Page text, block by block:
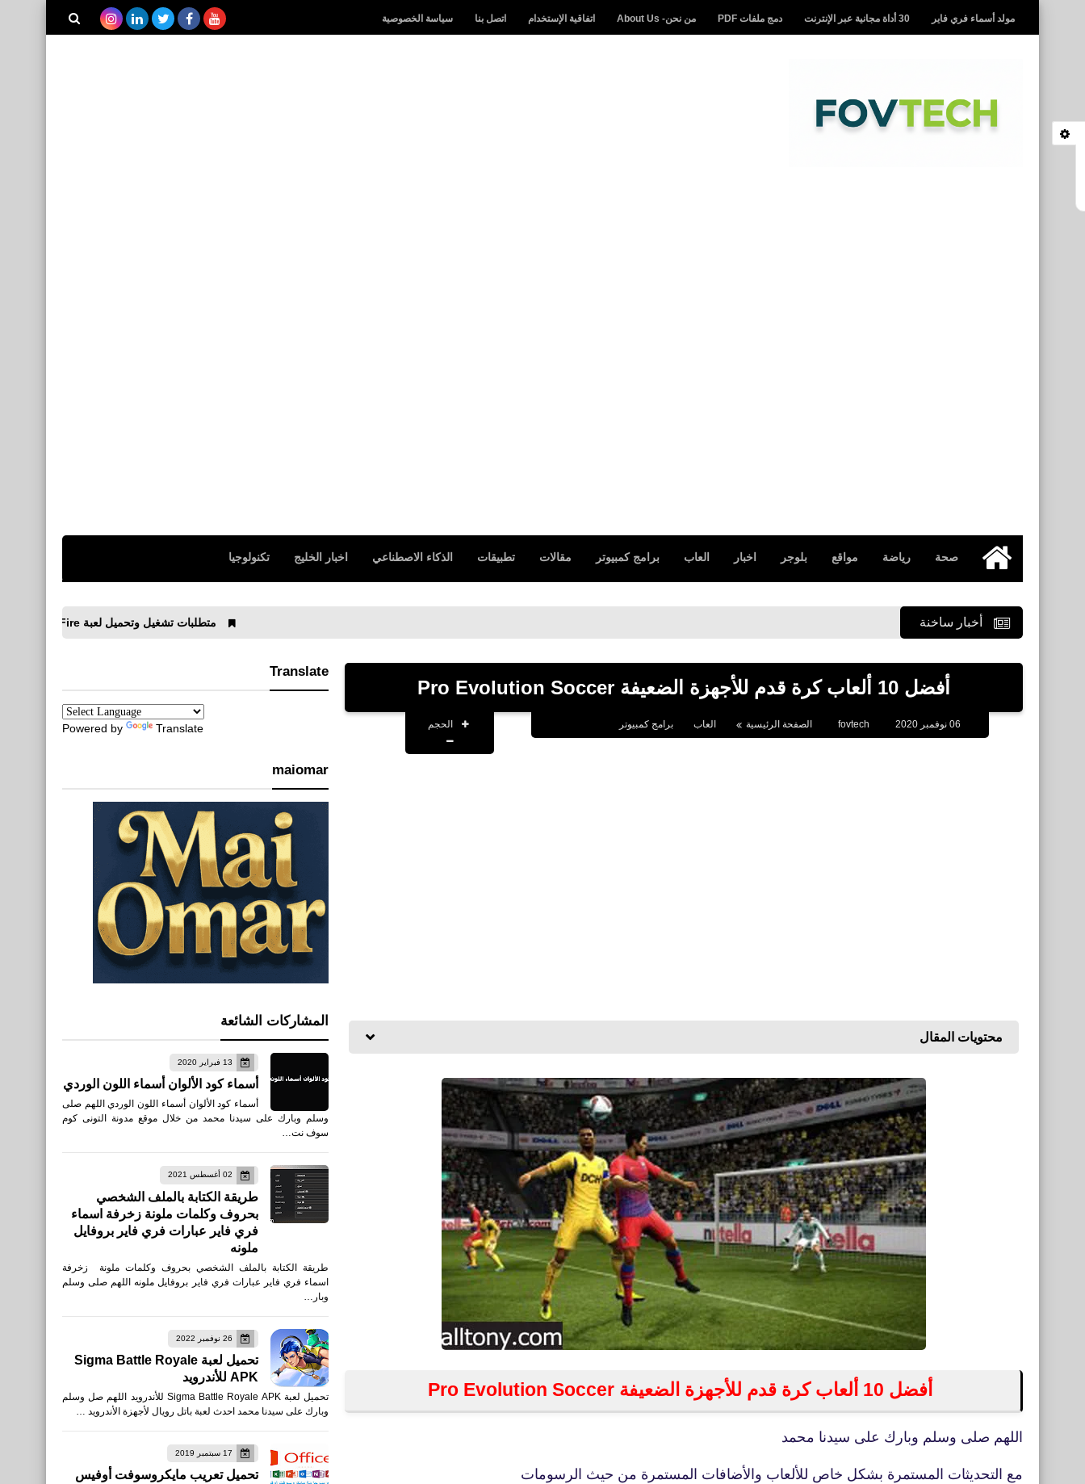
مولد أسماء فري فاير 30 أداة مجانية عبر الإنترنت دمج ملفات PDF من نحن- About Us اتفاقية الإستخدام اتصل بنا سياسة الخصوصية
الرئيسية
صحة رياضة مواقع بلوجر اخبار العاب برامج كمبيوتر مقالات تطبيقات الذكاء الاصطناعي اخبار الخليج تكنولوجيا
أخبار ساخنة متطلبات تشغيل وتحميل لعبة CrossFire علي الكمبيوتر
أفضل 10 ألعاب كرة قدم للأجهزة الضعيفة Pro Evolution Soccer
fovtech الصفحة الرئيسية العاب برامج كمبيوتر الحجم
محتويات المقال
أفضل 10 ألعاب كرة قدم للأجهزة الضعيفة Pro Evolution Soccer
اللهم صلى وسلم وبارك على سيدنا محمد
مع التحديثات المستمرة بشكل خاص للألعاب والأضافات المستمرة من حيث الرسومات
Translate
Powered by Translate
maiomar
المشاركات الشائعة
13 فبراير 2020
أسماء كود الألوان أسماء اللون الوردي
أسماء كود الألوان أسماء اللون الوردي اللهم صلى
وسلم وبارك على سيدنا محمد من خلال موقع مدونة التونى كوم
سوف نت…
02 أغسطس 2021
طريقة الكتابة بالملف الشخصي
بحروف وكلمات ملونة زخرفة اسماء
فري فاير عبارات فري فاير بروفايل
ملونه
طريقة الكتابة بالملف الشخصي بحروف وكلمات ملونة زخرفة
اسماء فري فاير عبارات فري فاير بروفايل ملونه اللهم صلى وسلم
وبار…
26 نوفمبر 2022
تحميل لعبة Sigma Battle Royale
APK للأندرويد
تحميل لعبة Sigma Battle Royale APK للأندرويد اللهم صل وسلم
وبارك على سيدنا محمد احدث لعبة باتل رويال لأجهزة الأندرويد …
17 سبتمبر 2019
تحميل تعريب مايكروسوفت أوفيس